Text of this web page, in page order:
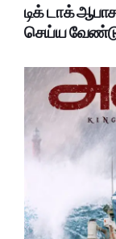
டிக் டாக்
செய்ய